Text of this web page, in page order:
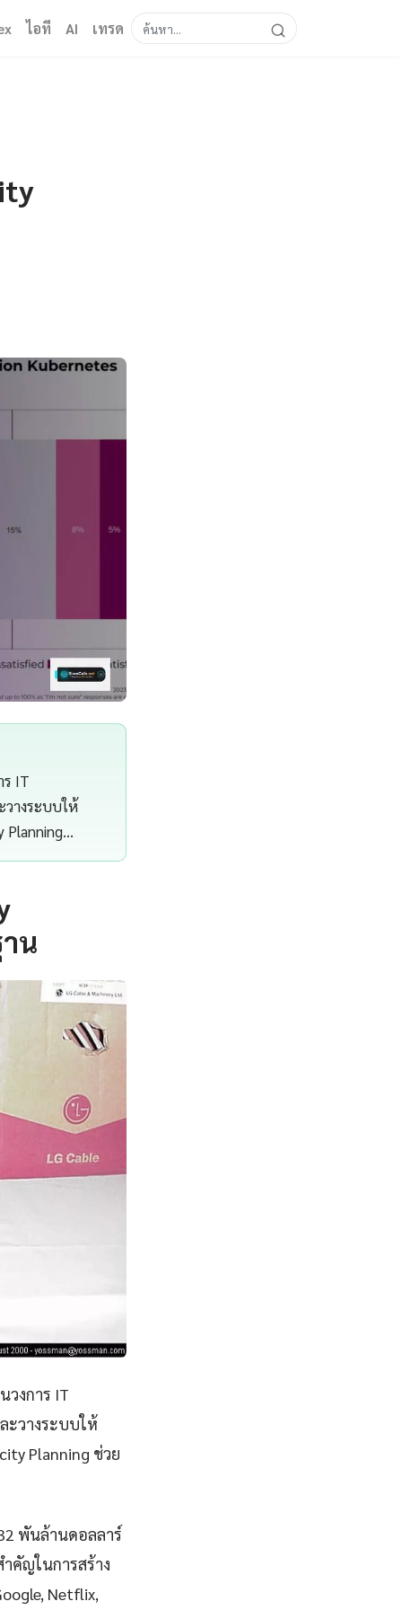
ไอที AI เทรด
ร IT
างระบบให้
Planning…
น
วงการ IT
ะวางระบบให้
Planning ช่วย
พันล้านดอลลาร์
คัญในการสร้าง
Netflix,